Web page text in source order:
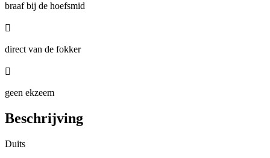
braaf bij de hoefsmid

direct van de fokker

geen ekzeem
Beschrijving
Duits